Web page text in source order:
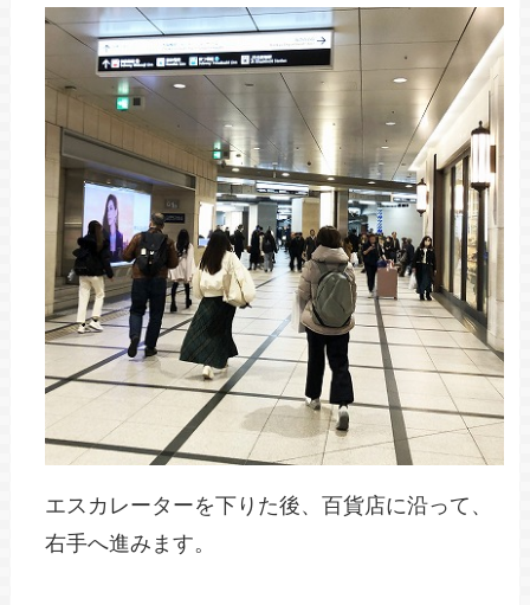
エスカレーターを下りた後、百貨店に沿って、
右手へ進みます。